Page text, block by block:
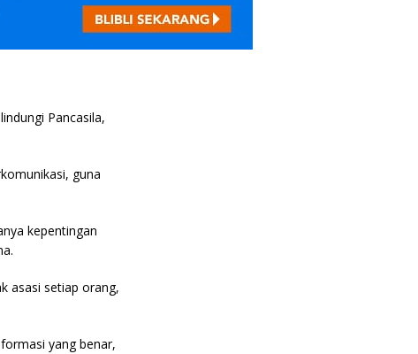
Pancasila,
guna
kepentingan
asasi setiap orang,
yang benar,